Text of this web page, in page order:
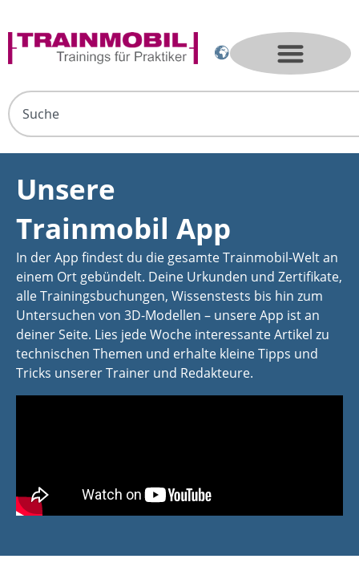
Unsere
Trainmobil App
In der App findest du die gesamte Trainmobil-Welt an
einem Ort gebündelt. Deine Urkunden und Zertifikate,
alle Trainingsbuchungen, Wissenstests bis hin zum
Untersuchen von 3D-Modellen – unsere App ist an
deiner Seite. Lies jede Woche interessante Artikel zu
technischen Themen und erhalte kleine Tipps und
Tricks unserer Trainer und Redakteure.